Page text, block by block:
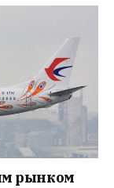
рынком